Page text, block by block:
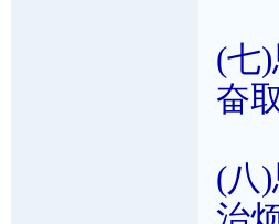
(七
奋
(八